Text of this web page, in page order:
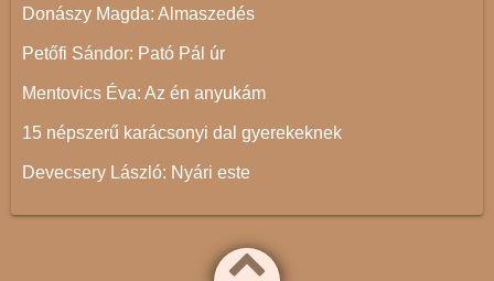
Donászy Magda: Almaszedés
Petőfi Sándor: Pató Pál úr
Mentovics Éva: Az én anyukám
15 népszerű karácsonyi dal gyerekeknek
Devecsery László: Nyári este